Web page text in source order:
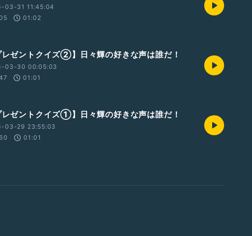
03-31 11:45:04
01:02
レゼントクイズ②】日々輝の好きな声は誰だ！
03-30 00:05:03
01:01
レゼントクイズ①】日々輝の好きな声は誰だ！
03-29 23:55:03
01:01